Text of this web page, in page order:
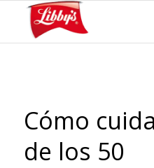
Cómo
de los 50